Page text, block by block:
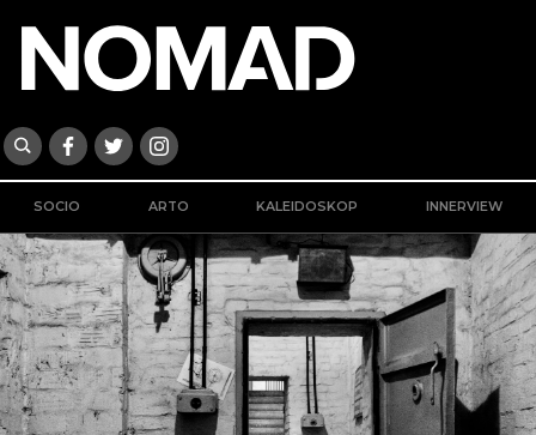
SOCIO ARTO KALEIDOSKOP INNERVIEW